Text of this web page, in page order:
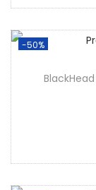
-50%